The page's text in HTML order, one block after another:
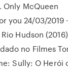
Only McQueen
you 24/03/2019
Hudson
no Filmes
Sully: O Herói